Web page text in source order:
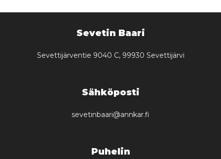
Sevetin Baari
Sevettijärventie 9040 C, 99930 Sevettijärvi
Sähköposti
sevetinbaari@annkar.fi
Puhelin